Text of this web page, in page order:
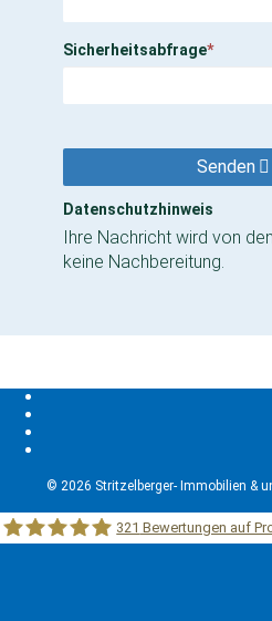
Sicherheitsabfrage*
Senden
Datenschutzhinweis
Ihre Nachricht wird von
keine Nachbereitung.
© 2026 Stritzelberger- Immobilien &
321 Bewertungen auf